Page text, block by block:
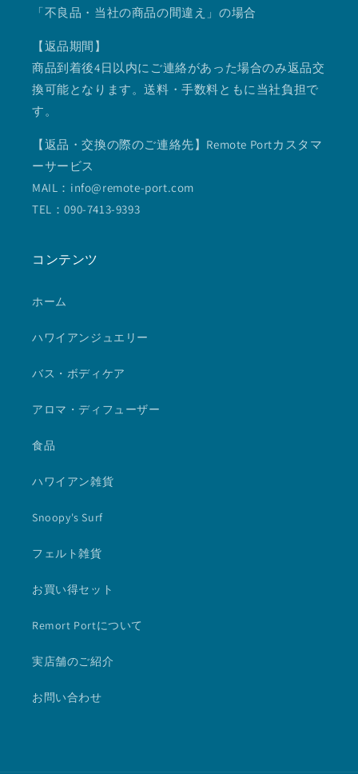
「不良品・当社の商品の間違え」の場合
【返品期間】
商品到着後4日以内にご連絡があった場合のみ返品交
換可能となります。送料・手数料ともに当社負担で
す。
【返品・交換の際のご連絡先】Remote Portカスタマ
ーサービス
MAIL：info@remote-port.com
TEL：090-7413-9393
コンテンツ
ホーム
ハワイアンジュエリー
バス・ボディケア
アロマ・ディフューザー
食品
ハワイアン雑貨
Snoopy's Surf
フェルト雑貨
お買い得セット
Remort Portについて
実店舗のご紹介
お問い合わせ